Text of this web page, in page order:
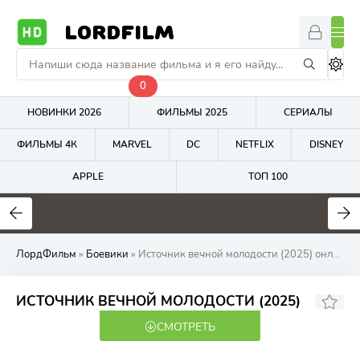
LORDFILM
НОВИНКИ 2026
0
ФИЛЬМЫ 2025 СЕРИАЛЫ
ФИЛЬМЫ 4К MARVEL DC NETFLIX DISNEY
APPLE ТОП 100
7.2
ЛордФильм » Боевики » Источник вечной молодости (2025) онлайн бесплатно на LordFilm
ИСТОЧНИК ВЕЧНОЙ МОЛОДОСТИ (2025)
WEB-DLRip
5.92 5.7
СМОТРЕТЬ